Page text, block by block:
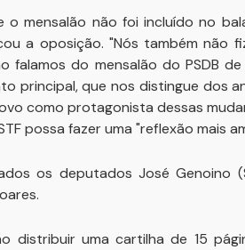
mensalão não foi incluído no
a oposição. "Nós também não
falamos do mensalão do PSDB
principal, que nos distingue dos
como protagonista dessas
possa fazer uma "reflexão mais
os deputados José Genoino
distribuir uma cartilha de 15